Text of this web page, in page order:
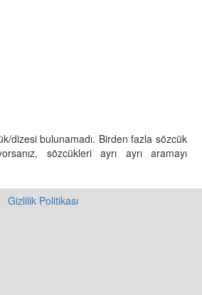
dizesi bulunamadı. Birden fazla sözcük
sözcükleri ayrı ayrı aramayı
Gizlilik Politikası